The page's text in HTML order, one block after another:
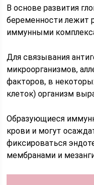
В основе развития
беременности лежит
иммунными
Для связывания
микроорганизмов,
факторов, в
клеток) организм
Образующиеся
крови и могут
фиксироваться
мембранами и